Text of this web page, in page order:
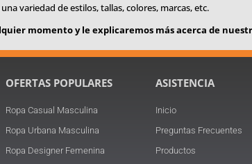
variedad de estilos, tallas, colores, marcas, etc.
momento y le explicaremos más acerca de
OFERTAS POPULARES
Ropa Casual Masculina
Ropa Urbana Masculina
Ropa Designer Femenina
ASISTENCIA
Inicio
Preguntas Frecuentes
Productos